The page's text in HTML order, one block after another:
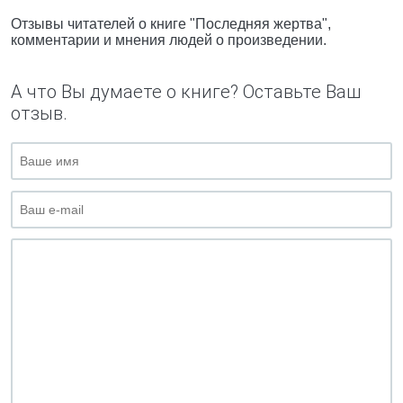
Отзывы читателей о книге "Последняя жертва",
комментарии и мнения людей о произведении.
А что Вы думаете о книге? Оставьте Ваш
отзыв.